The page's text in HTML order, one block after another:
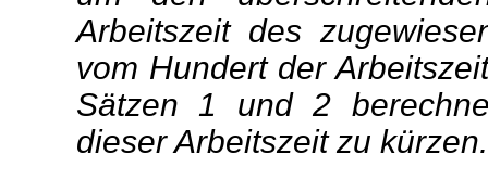
Arbeitszeit des
vom Hundert der
Sätzen 1 und 2
dieser Arbeitszeit zu kürzen.